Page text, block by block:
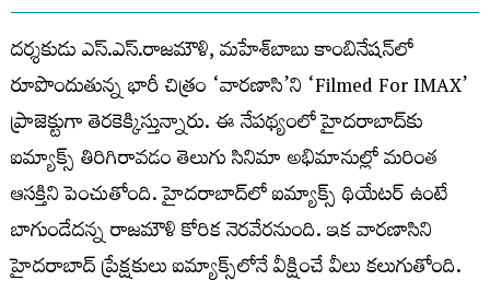
దర్శకుడు ఎస్‌.ఎస్‌.రాజమౌళి, మహేశ్‌బాబు కాంబినేషన్‌లో
రూపొందుతున్న భారీ చిత్రం ‘వారణాసి’ని ‘Filmed For IMAX’
ప్రాజెక్టుగా తెరకెక్కిస్తున్నారు. ఈ నేపథ్యంలో హైదరాబాద్‌కు
ఐమ్యాక్స్‌ తిరిగిరావడం తెలుగు సినిమా అభిమానుల్లో మరింత
ఆసక్తిని పెంచుతోంది. హైదరాబాద్​లో ఐమ్యాక్స్​ థియేటర్​ ఉంటే
బాగుండేదన్న రాజమౌళి కోరిక నెరవేరనుంది. ఇక వారణాసిని
హైదరాబాద్​ ప్రేక్షకులు ఐమ్యాక్స్​లోనే వీక్షించే వీలు కలుగుతోంది.